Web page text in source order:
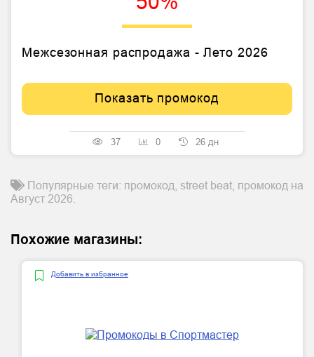
Межсезонная распродажа - Лето 2026
Показать промокод
37 0 26 дн
Популярные теги: промокод, street beat, промокод на
Август 2026.
Похожие магазины:
Добавить в избранное